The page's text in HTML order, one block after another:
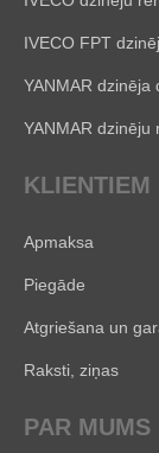
IVECO FPT
YANMAR dzinēja
YANMAR dzinēju
KLIENTIEM
Apmaksa
Piegāde
Atgriešana un
Raksti, ziņas
PAR MUMS